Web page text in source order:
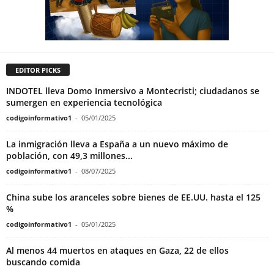
EDITOR PICKS
INDOTEL lleva Domo Inmersivo a Montecristi; ciudadanos se
sumergen en experiencia tecnológica
codigoinformativo1 - 05/01/2025
La inmigración lleva a España a un nuevo máximo de
población, con 49,3 millones...
codigoinformativo1 - 08/07/2025
China sube los aranceles sobre bienes de EE.UU. hasta el 125
%
codigoinformativo1 - 05/01/2025
Al menos 44 muertos en ataques en Gaza, 22 de ellos
buscando comida